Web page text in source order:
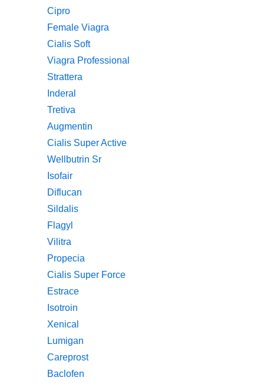
Cipro
Female Viagra
Cialis Soft
Viagra Professional
Strattera
Inderal
Tretiva
Augmentin
Cialis Super Active
Wellbutrin Sr
Isofair
Diflucan
Sildalis
Flagyl
Vilitra
Propecia
Cialis Super Force
Estrace
Isotroin
Xenical
Lumigan
Careprost
Baclofen